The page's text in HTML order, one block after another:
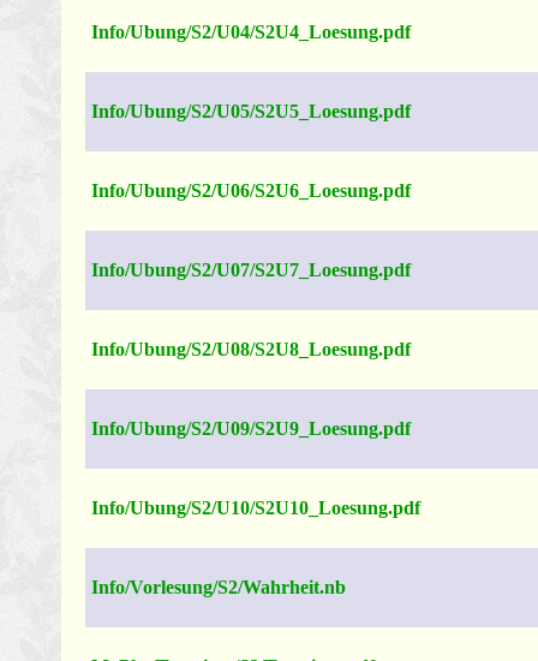
Info/Ubung/S2/U04/S2U4_Loesung.pdf
Info/Ubung/S2/U05/S2U5_Loesung.pdf
Info/Ubung/S2/U06/S2U6_Loesung.pdf
Info/Ubung/S2/U07/S2U7_Loesung.pdf
Info/Ubung/S2/U08/S2U8_Loesung.pdf
Info/Ubung/S2/U09/S2U9_Loesung.pdf
Info/Ubung/S2/U10/S2U10_Loesung.pdf
Info/Vorlesung/S2/Wahrheit.nb